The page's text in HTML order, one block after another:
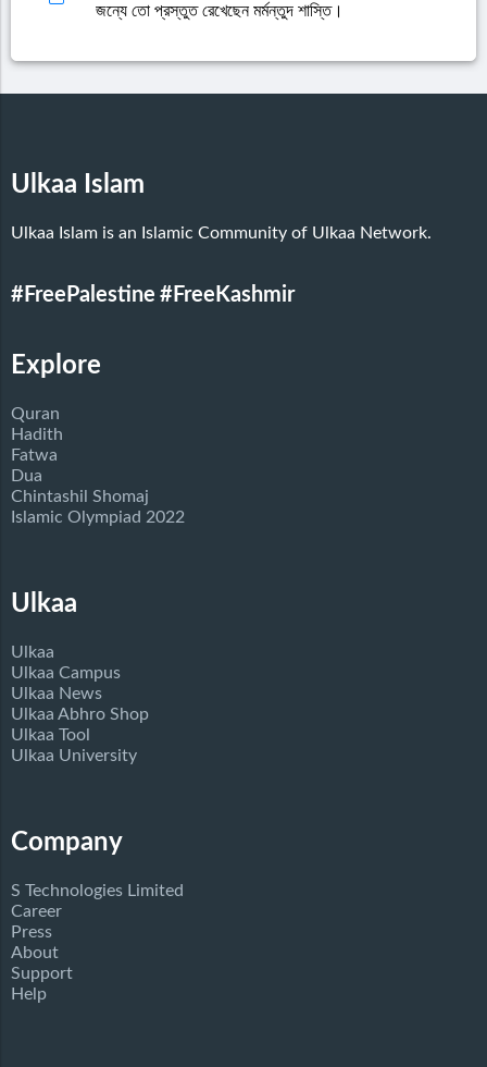
জন্যে তো প্রস্তুত রেখেছেন মর্মন্তুদ শাস্তি।
Ulkaa Islam
Ulkaa Islam is an Islamic Community of Ulkaa Network.
#FreePalestine #FreeKashmir
Explore
Quran
Hadith
Fatwa
Dua
Chintashil Shomaj
Islamic Olympiad 2022
Ulkaa
Ulkaa
Ulkaa Campus
Ulkaa News
Ulkaa Abhro Shop
Ulkaa Tool
Ulkaa University
Company
S Technologies Limited
Career
Press
About
Support
Help